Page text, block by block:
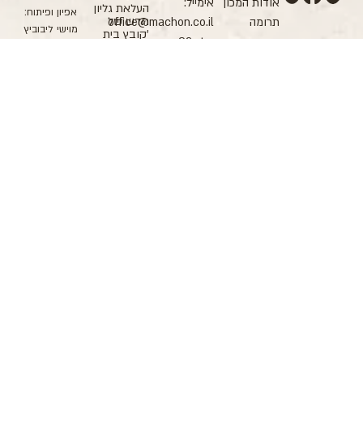
אודות המכון
תרומה
תקנון האתר
אימייל:
office@machon.co.il
טל: 02-
העלאת גליון
חדש של
'קובץ בית
אפיון ופיתוח:
מוישי ליבוביץ